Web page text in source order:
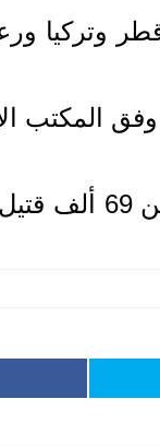
وتركيا
الاتفاق أكثر من 497 مرة،
وأنهى الاتفاق حرب إبادة